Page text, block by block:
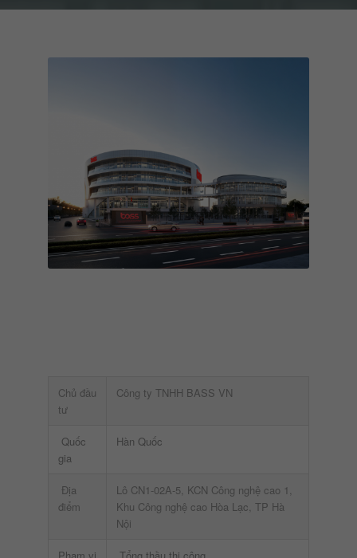
Chủ đầu
tư
Công ty TNHH BASS VN
Quốc
gia
Hàn Quốc
Địa
điểm
Lô CN1-02A-5, KCN Công nghệ cao 1,
Khu Công nghệ cao Hòa Lạc, TP Hà
Nội